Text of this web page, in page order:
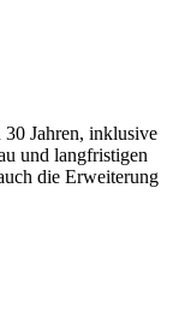
Jahren, inklusive
und langfristigen
die Erweiterung